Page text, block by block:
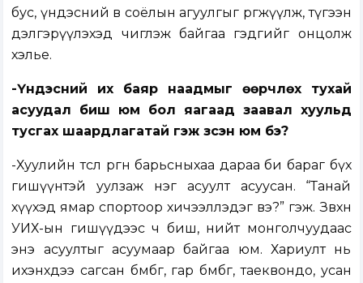
бус, үндэсний өв соёлын агуулгыг өргөжүүлж, түгээн
дэлгэрүүлэхэд чиглэж байгаа гэдгийг онцолж
хэлье.
-Үндэсний их баяр наадмыг өөрчлөх тухай
асуудал биш юм бол яагаад заавал хуульд
тусгах шаардлагатай гэж үзсэн юм бэ?
-Хуулийн төслөө өргөн барьсныхаа дараа би бараг бүх
гишүүнтэй уулзаж нэг асуулт асуусан. “Танай
хүүхэд ямар спортоор хичээллэдэг вэ?” гэж. Зөвхөн
УИХ-ын гишүүдээс ч биш, нийт монголчуудаас
энэ асуултыг асуумаар байгаа юм. Хариулт нь
ихэнхдээ сагсан бөмбөг, гар бөмбөг, таеквондо, усан